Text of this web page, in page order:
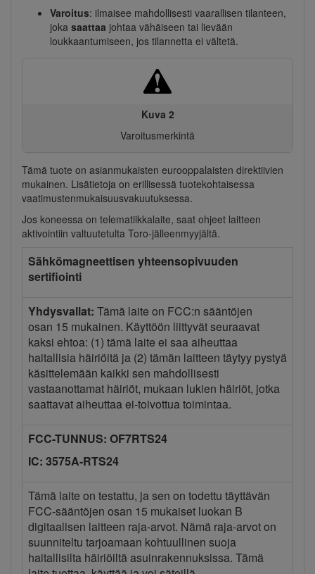
Varoitus: ilmaisee mahdollisesti vaarallisen tilanteen,
joka saattaa johtaa vähäiseen tai lievään
loukkaantumiseen, jos tilannetta ei vältetä.
Kuva 2
Varoitusmerkintä
Tämä tuote on asianmukaisten eurooppalaisten direktiivien
mukainen. Lisätietoja on erillisessä tuotekohtaisessa
vaatimustenmukaisuusvakuutuksessa.
Jos koneessa on telematiikkalaite, saat ohjeet laitteen
aktivointiin valtuutetulta Toro-jälleenmyyjältä.
Sähkömagneettisen yhteensopivuuden
sertifiointi
Yhdysvallat: Tämä laite on FCC:n sääntöjen
osan 15 mukainen. Käyttöön liittyvät seuraavat
kaksi ehtoa: (1) tämä laite ei saa aiheuttaa
haitallisia häiriöitä ja (2) tämän laitteen täytyy pystyä
käsittelemään kaikki sen mahdollisesti
vastaanottamat häiriöt, mukaan lukien häiriöt, jotka
saattavat aiheuttaa ei-toivottua toimintaa.
FCC-TUNNUS: OF7RTS24
IC: 3575A-RTS24
Tämä laite on testattu, ja sen on todettu täyttävän
FCC-sääntöjen osan 15 mukaiset luokan B
digitaalisen laitteen raja-arvot. Nämä raja-arvot on
suunniteltu tarjoamaan kohtuullinen suoja
haitallisilta häiriöiltä asuinrakennuksissa. Tämä